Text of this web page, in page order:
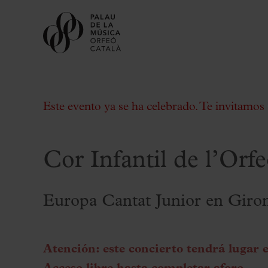
Abonos
Este evento ya se ha celebrado. Te
Cor Infantil de
Europa Cantat Junior en
Atención: este concierto tendrá lugar